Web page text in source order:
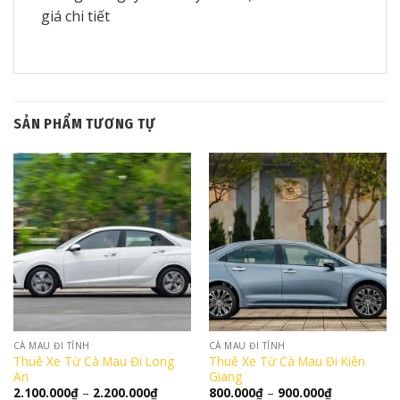
giá chi tiết
SẢN PHẨM TƯƠNG TỰ
CÀ MAU ĐI TỈNH
Thuê Xe Từ Cà Mau Đi Long
An
2.100.000₫ – 2.200.000₫Khoảng
CÀ MAU ĐI TỈNH
Thuê Xe Từ Cà Mau Đi Kiên
Giang
800.000₫ – 900.000₫Khoảng